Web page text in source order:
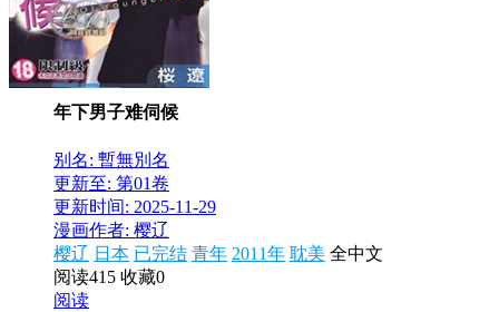
年下男子难伺候
别名: 暫無別名
更新至: 第01卷
更新时间: 2025-11-29
漫画作者: 樱辽
樱辽 日本 已完结 青年 2011年 耽美 全中文
阅读415 收藏0
阅读